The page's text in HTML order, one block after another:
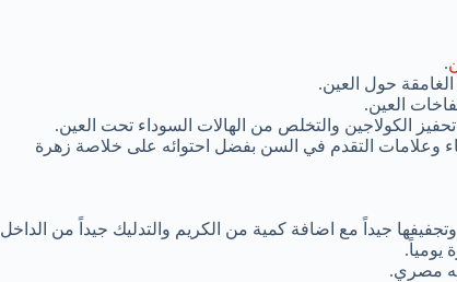
.
حول العين.
العين.
الكولاجين والتخلص من الهالات السوداء تحت العين.
وعلامات التقدم في السن بفضل احتوائه على خلاصة زهرة
جيداً مع اضافة كمية من الكريم والتدليك جيداً من الداخل